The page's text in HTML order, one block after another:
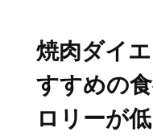
焼肉ダイ
すすめの
ロリーが